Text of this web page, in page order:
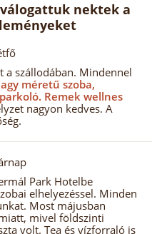
nektek a
a szállodában. Mindennel
méretű szoba,
Remek wellnes
nagyon kedves. A
Park Hotelbe
elhelyezéssel. Minden
Most májusban
mivel földszinti
volt. Tea és vízforraló is